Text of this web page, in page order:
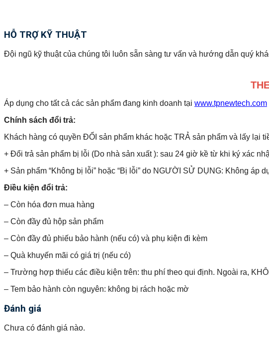
HỖ TRỢ KỸ THUẬT
Đội ngũ kỹ thuật của chúng tôi luôn sẵn sàng tư vấn và hướng dẫn quý
Áp dụng cho tất cả các sản phẩm đang kinh doanh tại www.tpnewtech.com
Chính sách đổi trả:
Khách hàng có quyền ĐỔI sản phẩm khác hoặc TRẢ sản phẩm và lấy lại
+ Đổi trả sản phẩm bị lỗi (Do nhà sản xuất ): sau 24 giờ kề từ khi ký xác
+ Sản phẩm “Không bị lỗi” hoặc “Bị lỗi” do NGƯỜI SỬ DỤNG: Không áp
Điều kiện đổi trả:
– Còn hóa đơn mua hàng
– Còn đầy đủ hộp sản phẩm
– Còn đầy đủ phiếu bảo hành (nếu có) và phụ kiện đi kèm
– Quà khuyến mãi có giá trị (nếu có)
– Trường hợp thiếu các điều kiện trên: thu phí theo qui định. Ngoài ra,
– Tem bảo hành còn nguyên: không bị rách hoặc mờ
Đánh giá
Chưa có đánh giá nào.